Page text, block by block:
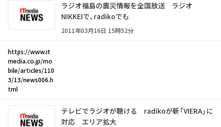
ラジオ福島の震災情報を全国放送 ラジオ
NIKKEIで、radikoでも
2011年03月16日 15時52分
https://www.it
media.co.jp/mo
bile/articles/110
3/13/news006.h
tml
テレビでラジオが聴ける radikoが新「VIERA」に
対応 エリア拡大